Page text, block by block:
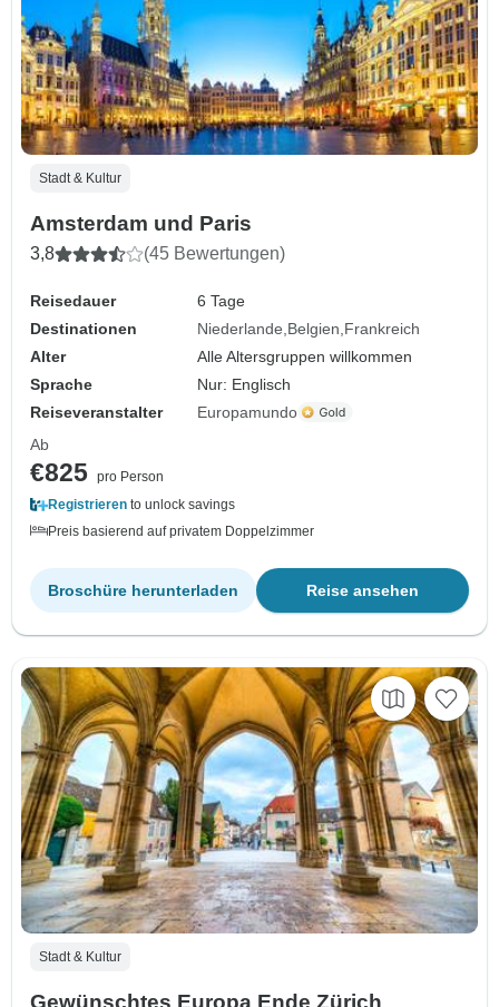
Stadt & Kultur
Amsterdam und Paris
3,8 (45 Bewertungen)
Reisedauer
6 Tage
Destinationen
Niederlande Belgien Frankreich
Alter
Alle Altersgruppen willkommen
Sprache
Nur: Englisch
Reiseveranstalter
Europamundo
Ab
€825 pro Person
Registrieren to unlock savings
Preis basierend auf privatem Doppelzimmer
Reise ansehen
Broschüre herunterladen
Stadt & Kultur
Gewünschtes Europa Ende Zürich